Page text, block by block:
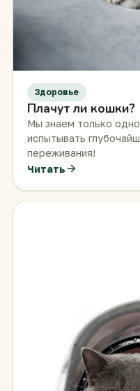
Здоровье
Плачут ли кошки?
Мы знаем только
испытывать
переживания!
Читать